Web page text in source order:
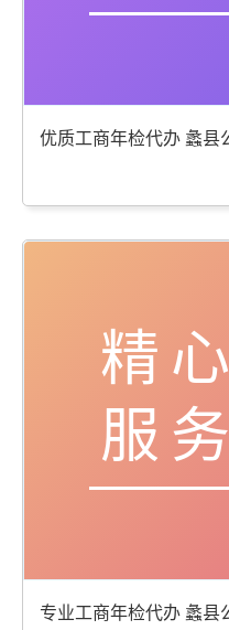
精心
服务